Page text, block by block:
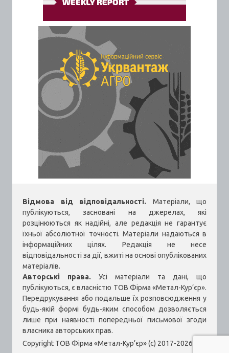
Відмова від відповідальності. Матеріали, що
публікуються, засновані на джерелах, які
розцінюються як надійні, але редакція не гарантує
їхньої абсолютної точності. Матеріали надаються в
інформаційних цілях. Редакція не несе
відповідальності за дії, вжиті на основі опублікованих
матеріалів.
Авторські права. Усі матеріали та дані, що
публікуються, є власністю ТОВ Фірма «Метал-Кур’єр».
Передрукування або подальше їх розповсюдження у
будь-якій формі будь-яким способом дозволяється
лише при наявності попередньої письмової згоди
власника авторських прав.
Copyright ТОВ Фірма «Метал-Кур’єр» (c) 2017-2026